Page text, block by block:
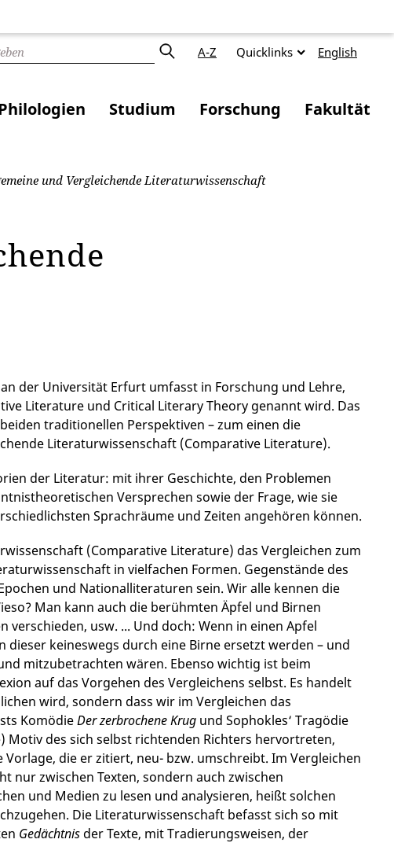
A-Z Quicklinks English
Studium Forschung Fakultät
und Vergleichende Literaturwissenschaft
der Universität Erfurt umfasst in Forschung und Lehre,
Literature und Critical Literary Theory genannt wird. Das
traditionellen Perspektiven­ ­– zum einen die
Literaturwissenschaft (Comparative Literature).
der Literatur: mit ihrer Geschichte, den Problemen
Versprechen sowie der Frage, wie sie
Sprachräume und Zeiten angehören können.
(Comparative Literature) das Vergleichen zum
in vielfachen Formen. Gegenstände des
und Nationalliteraturen sein. Wir alle kennen die
Man kann auch die berühmten Äpfel und Birnen
usw. ... Und doch: Wenn in einen Apfel
keineswegs durch eine Birne ersetzt werden – und
mitzubetrachten wären. Ebenso wichtig ist beim
auf das Vorgehen des Vergleichens selbst. Es handelt
wird, sondern dass wir im Vergleichen das
KomödieDer zerbrochene Krug und Sophokles‘ Tragödie
Motiv des sich selbst richtenden Richters hervortreten,
die er zitiert, neu- bzw. umschreibt. Im Vergleichen
nur zwischen Texten, sondern auch zwischen
und Medien zu lesen und analysieren, heißt solchen
Die Literatur­wis­sen­schaft befasst sich so mit
Gedächtnis der Texte, mit Tradierungsweisen, der